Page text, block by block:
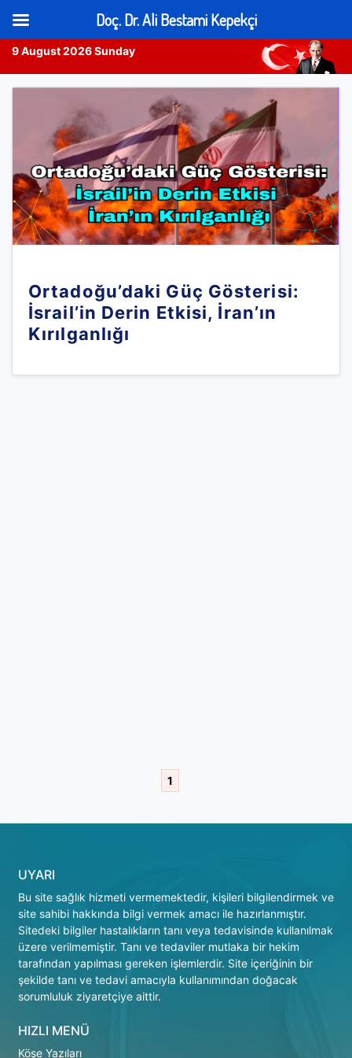
9 August 2026 Sunday
Ortadoğu’daki Güç Gösterisi:
İsrail’in Derin Etkisi, İran’ın
Kırılganlığı
1
UYARI
Bu site sağlık hizmeti vermemektedir, kişileri bilgilendirmek ve
site sahibi hakkında bilgi vermek amacı ile hazırlanmıştır.
Sitedeki bilgiler hastalıkların tanı veya tedavisinde kullanılmak
üzere verilmemiştir. Tanı ve tedaviler mutlaka bir hekim
tarafından yapılması gereken işlemlerdir. Site içeriğinin bir
şekilde tanı ve tedavi amacıyla kullanımından doğacak
sorumluluk ziyaretçiye aittir.
HIZLI MENÜ
Köşe Yazıları
Doç. Dr. Ali Bestami Kepekçi